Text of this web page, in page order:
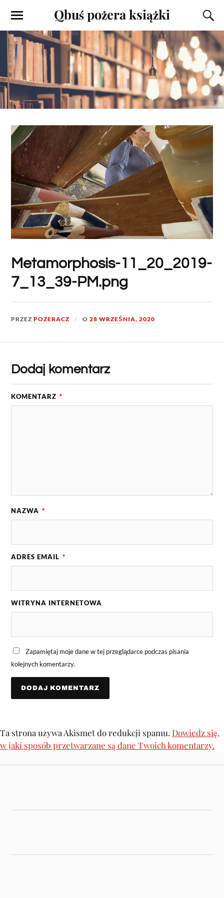
Qbuś pożera książki
Metamorphosis-11_20_2019-
7_13_39-PM.png
PRZEZPOZERACZ O28 WRZEŚNIA, 2020
Dodaj komentarz
KOMENTARZ *
NAZWA *
ADRES EMAIL *
WITRYNA INTERNETOWA
Zapamiętaj moje dane w tej przeglądarce podczas pisania
kolejnych komentarzy.
Ta strona używa Akismet do redukcji spamu. Dowiedz się,
w jaki sposób przetwarzane są dane Twoich komentarzy.